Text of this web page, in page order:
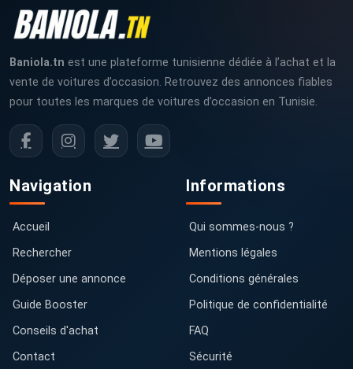
Baniola.tn est une plateforme tunisienne dédiée à l’achat et la
vente de voitures d’occasion. Retrouvez des annonces fiables
pour toutes les marques de voitures d’occasion en Tunisie.
Navigation
Accueil
Rechercher
Déposer une annonce
Guide Booster
Conseils d'achat
Contact
Informations
Qui sommes-nous ?
Mentions légales
Conditions générales
Politique de confidentialité
FAQ
Sécurité